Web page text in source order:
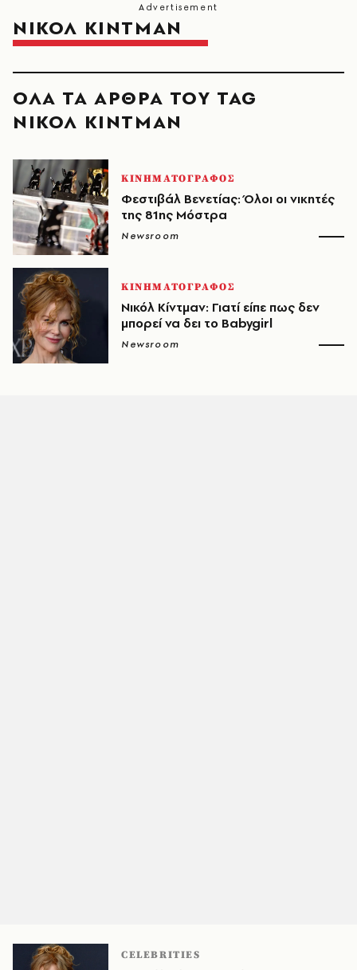
ΝΙΚΟΛ ΚΙΝΤΜΑΝ
ΟΛΑ ΤΑ ΑΡΘΡΑ ΤΟΥ TAG
ΝΙΚΟΛ ΚΙΝΤΜΑΝ
ΚΙΝΗΜΑΤΟΓΡΑΦΟΣ
Φεστιβάλ Βενετίας: Όλοι οι νικητές
της 81ης Μόστρα
Newsroom
ΚΙΝΗΜΑΤΟΓΡΑΦΟΣ
Νικόλ Κίντμαν: Γιατί είπε πως δεν
μπορεί να δει το Babygirl
Newsroom
CELEBRITIES